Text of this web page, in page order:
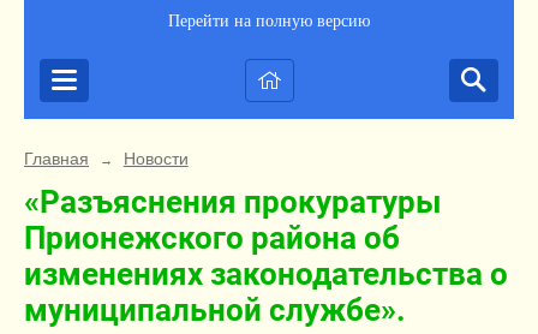
Перейти на полную версию
Главная → Новости
«Разъяснения прокуратуры
Прионежского района об
изменениях законодательства о
муниципальной службе».